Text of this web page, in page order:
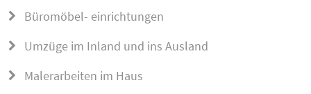
Büromöbel- einrichtungen
Umzüge im Inland und ins Ausland
Malerarbeiten im Haus